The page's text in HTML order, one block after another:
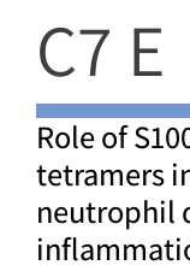
C7 E
Role of
tetramers
neutrophil